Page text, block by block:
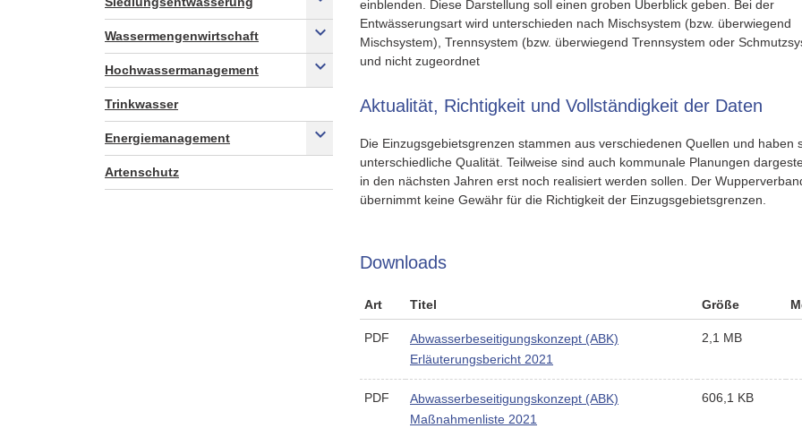
Wassermengenwirtschaft
Hochwassermanagement
Trinkwasser
Energiemanagement
Artenschutz
einblenden. Diese Darstellung soll einen groben Überblick geben. Bei der
Entwässerungsart wird unterschieden nach Mischsystem (bzw. überwiegend
Mischsystem), Trennsystem (bzw. überwiegend Trennsystem oder
und nicht zugeordnet
Aktualität, Richtigkeit und Vollständigkeit der Daten
Die Einzugsgebietsgrenzen stammen aus verschiedenen Quellen und haben
unterschiedliche Qualität. Teilweise sind auch kommunale Planungen
in den nächsten Jahren erst noch realisiert werden sollen. Der
übernimmt keine Gewähr für die Richtigkeit der Einzugsgebietsgrenzen.
Downloads
Art Titel Größe
PDF
Abwasserbeseitigungskonzept (ABK)
Erläuterungsbericht 2021
2,1 MB
PDF
Abwasserbeseitigungskonzept (ABK)
Maßnahmenliste 2021
606,1 KB